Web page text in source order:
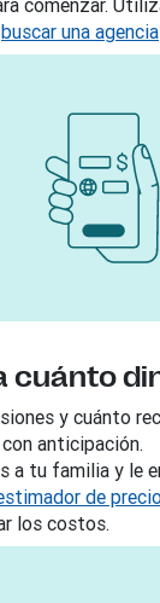
comenzar.
buscar una agencia
cuánto
y cuánto
anticipación.
a tu familia y le
de
los costos.